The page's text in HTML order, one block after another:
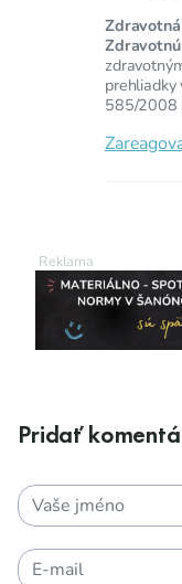
prehliadky
585/2008
Pridať